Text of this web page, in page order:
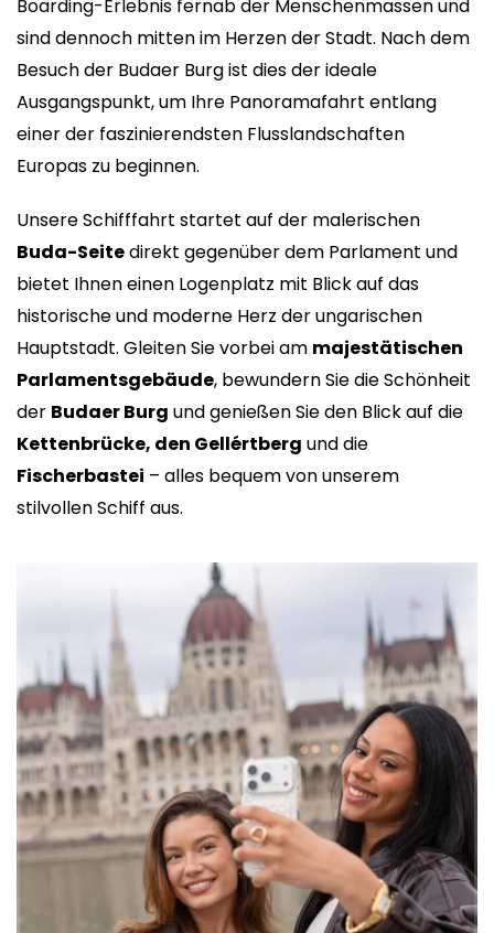
Boarding-Erlebnis fernab der Menschenmassen und
sind dennoch mitten im Herzen der Stadt. Nach dem
Besuch der Budaer Burg ist dies der ideale
Ausgangspunkt, um Ihre Panoramafahrt entlang
einer der faszinierendsten Flusslandschaften
Europas zu beginnen.
Unsere Schifffahrt startet auf der malerischen
Buda-Seitedirekt gegenüber dem Parlament und
bietet Ihnen einen Logenplatz mit Blick auf das
historische und moderne Herz der ungarischen
Hauptstadt. Gleiten Sie vorbei am majestätischen
Parlamentsgebäude, bewundern Sie die Schönheit
der Budaer Burg und genießen Sie den Blick auf die
Kettenbrücke, den Gellértberg und die
Fischerbastei – alles bequem von unserem
stilvollen Schiff aus.